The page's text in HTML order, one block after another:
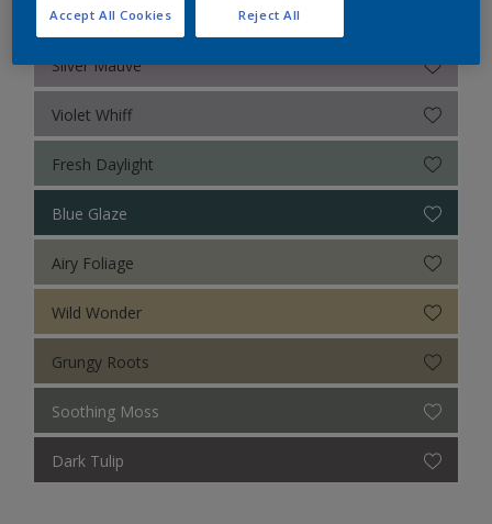
Sikkens Kleurselectie Grijzen
Sikkens Van Gogh Collectie kleuren
Sikkens Colour Futures 2024
Sikkens Colour Futures 2023
Sikkens Colour Futures 2022
Colour Futures 2020
Sikkens Colour Futures 2019
Sikkens Colour Futures 2018
Misted Grey
Silver Mauve
Violet Whiff
Fresh Daylight
Blue Glaze
Airy Foliage
Wild Wonder
Grungy Roots
Soothing Moss
Dark Tulip
Reject All
Accept All Cookies